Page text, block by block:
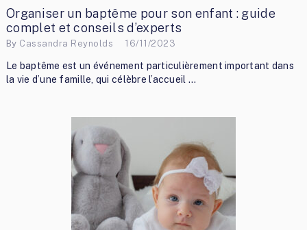
Organiser un baptême pour son enfant : guide
complet et conseils d’experts
By Cassandra Reynolds 16/11/2023
Le baptême est un événement particulièrement important dans
la vie d’une famille, qui célèbre l’accueil …